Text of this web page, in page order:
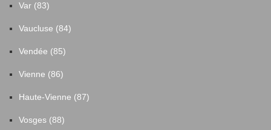
Var (83)
Vaucluse (84)
Vendée (85)
Vienne (86)
Haute-Vienne (87)
Vosges (88)